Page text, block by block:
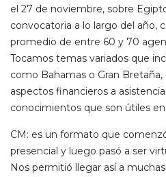
el 27 de noviembre, sobre
convocatoria a lo largo del año,
promedio de entre 60 y 70
Tocamos temas variados que
como Bahamas o Gran
aspectos financieros a
conocimientos que son útiles
CM: es un formato que
presencial y luego pasó a ser
Nos permitió llegar así a